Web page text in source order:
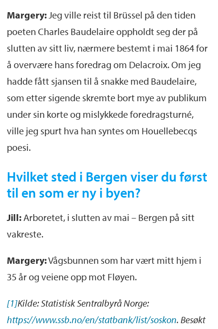
Margery:Jeg ville reist til Brüssel på den tiden
poeten Charles Baudelaire oppholdt seg der på
slutten av sitt liv, nærmere bestemt i mai 1864 for
å overvære hans foredrag om Delacroix. Om jeg
hadde fått sjansen til å snakke med Baudelaire,
som etter sigende skremte bort mye av publikum
under sin korte og mislykkede foredragsturné,
ville jeg spurt hva han syntes om Houellebecqs
poesi.
Hvilket sted i Bergen viser du først
til en som er ny i byen?
Jill: Arboretet, i slutten av mai – Bergen på sitt
vakreste.
Margery:Vågsbunnen som har vært mitt hjem i
35 år og veiene opp mot Fløyen.
[1]Kilde: Statistisk Sentralbyrå Norge:
https://www.ssb.no/en/statbank/list/soskon. Besøkt